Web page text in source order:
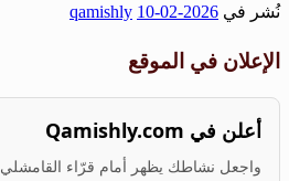
Share
نُشر في 2026-02-10
qamishly
الإعلان في الموقع
أعلن في Qamishly.com
واجعل نشاطك يظهر أمام قرّاء القامشلي